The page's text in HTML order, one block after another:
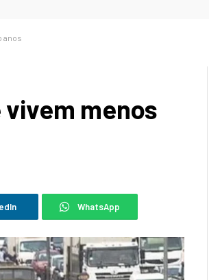
anos
menos
WhatsApp